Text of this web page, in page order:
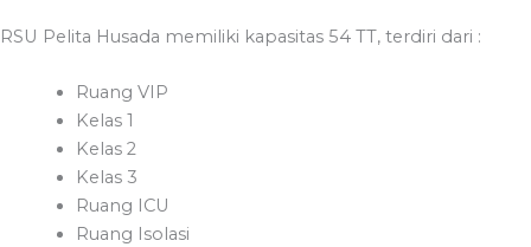
RSU Pelita Husada memiliki kapasitas 54 TT, terdiri dari :
Ruang VIP
Kelas 1
Kelas 2
Kelas 3
Ruang ICU
Ruang Isolasi